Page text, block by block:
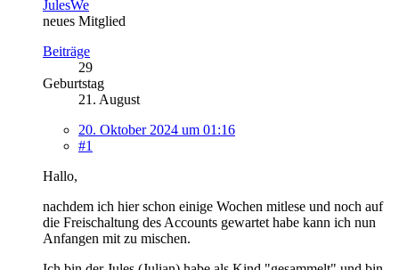
JulesWe
neues Mitglied
Beiträge
29
Geburtstag
21. August
20. Oktober 2024 um 01:16
#1
Hallo,
nachdem ich hier schon einige Wochen mitlese und noch auf
die Freischaltung des Accounts gewartet habe kann ich nun
Anfangen mit zu mischen.